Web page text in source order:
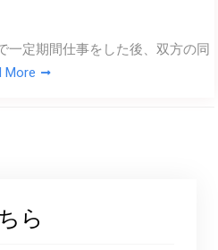
一定期間仕事をした後、双方の同
More
ら